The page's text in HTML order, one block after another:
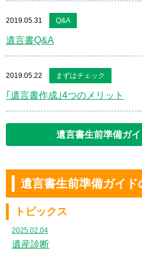
2019.05.31 Q&A
遺言書Q&A
2019.05.22 まずはチェック
｢遺言書作成｣4つのメリット
遺言書生前準備ガ
遺言書生前準備ガイド
トピックス
2025.02.04
遺産診断